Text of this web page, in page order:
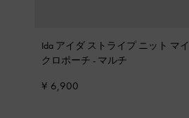
Ida アイダ ストライプ ニット マイ
クロポーチ - マルチ
¥ 6,900